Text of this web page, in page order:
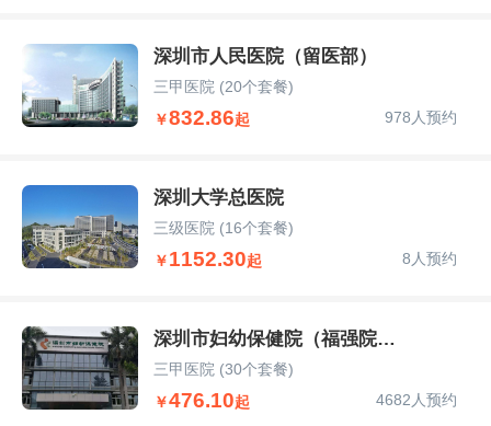
深圳市人民医院（留医部）
三甲医院 (20个套餐)
￥832.86起 978人预约
深圳大学总医院
三级医院 (16个套餐)
￥1152.30起 8人预约
深圳市妇幼保健院（福强院区）
三甲医院 (30个套餐)
￥476.10起 4682人预约